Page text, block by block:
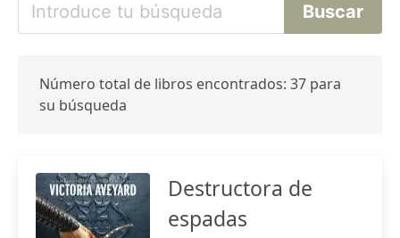
Número total de libros encontrados: 37 para
su búsqueda
Destructora de
espadas